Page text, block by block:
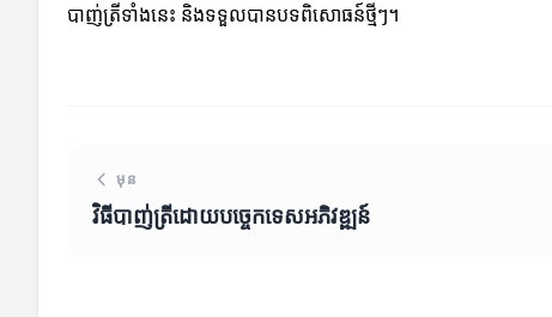
បាញ់ត្រីទាំងនេះ និងទទួលបានបទពិសោធន៍ថ្មីៗ។
មុន
វិធីបាញ់ត្រីដោយបច្ចេកទេសអភិវឌ្ឍន៍